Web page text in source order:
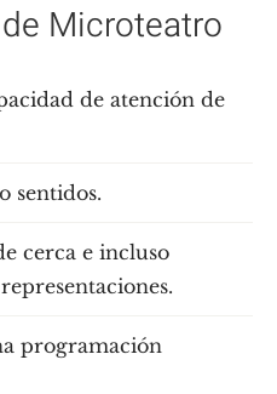
Microteatro
de atención de
sentidos.
cerca e incluso
programación